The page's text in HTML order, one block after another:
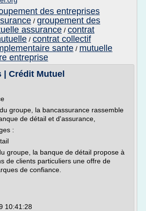
des entreprises
/ groupement des
assurance / contrat
/ contrat collectif
sante / mutuelle
entreprise
Crédit Mutuel
groupe, la bancassurance rassemble
de détail et d'assurance,
:
groupe, la banque de détail propose à
de clients particuliers une offre de
de confiance.
10:41:28